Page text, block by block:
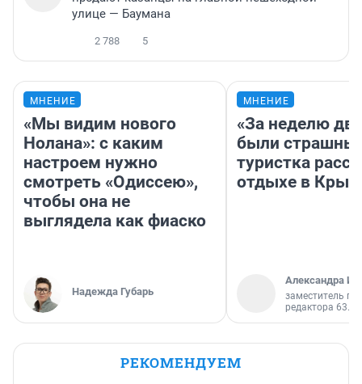
улице — Баумана
2 788 5
МНЕНИЕ
«Мы видим нового
Нолана»: с каким
настроем нужно
смотреть «Одиссею»,
чтобы она не
выглядела как фиаско
Надежда Губарь
МНЕНИЕ
«За неделю
были
туристка
отдыхе в
Александра
заместитель
редактора 63.RU
РЕКОМЕНДУЕМ